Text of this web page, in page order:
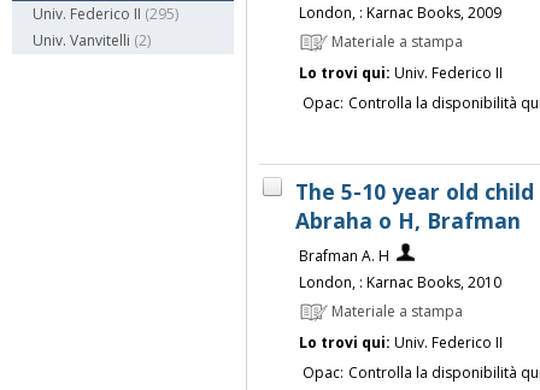
Univ. Federico II (295)
Univ. Vanvitelli (2)
London, : Karnac Books, 2009
Materiale a stampa
Lo trovi qui: Univ. Federico II
Opac: Controlla la disponibilità
The 5-10 year old
Abraha o H, Brafman
Brafman A. H
London, : Karnac Books, 2010
Materiale a stampa
Lo trovi qui: Univ. Federico II
Opac: Controlla la disponibilità